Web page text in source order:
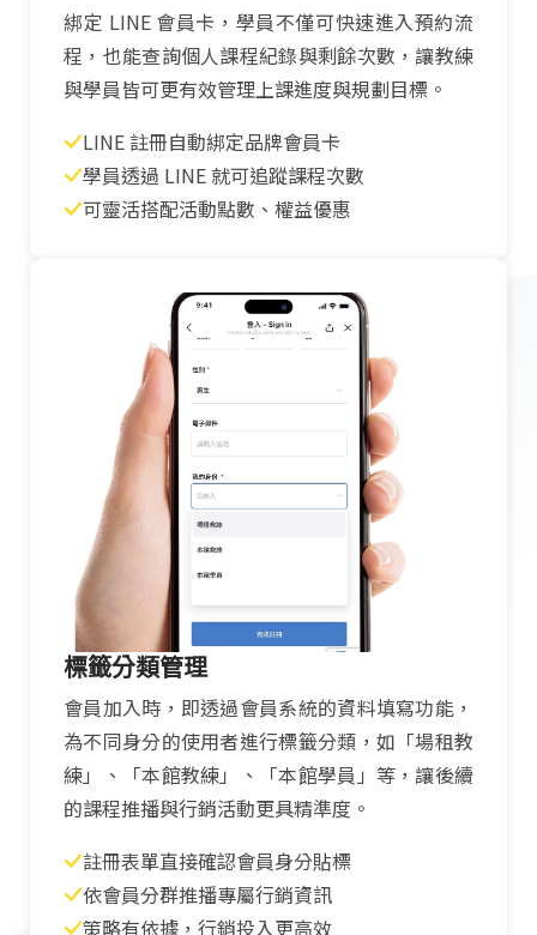
綁定 LINE 會員卡，學員不僅可快速進入預約流
程，也能查詢個人課程紀錄與剩餘次數，讓教練
與學員皆可更有效管理上課進度與規劃目標。
LINE 註冊自動綁定品牌會員卡
學員透過 LINE 就可追蹤課程次數
可靈活搭配活動點數、權益優惠
標籤分類管理
會員加入時，即透過會員系統的資料填寫功能，
為不同身分的使用者進行標籤分類，如「場租教
練」、「本館教練」、「本館學員」等，讓後續
的課程推播與行銷活動更具精準度。
註冊表單直接確認會員身分貼標
依會員分群推播專屬行銷資訊
策略有依據，行銷投入更高效